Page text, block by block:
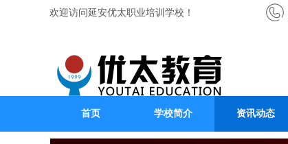
欢迎访问延安优太职业培训学校！
首页 学校简介 资讯动态